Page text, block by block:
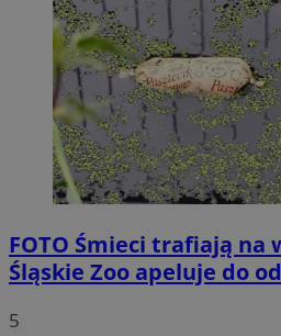
FOTO Śmieci trafiają na
Śląskie Zoo apeluje do
5